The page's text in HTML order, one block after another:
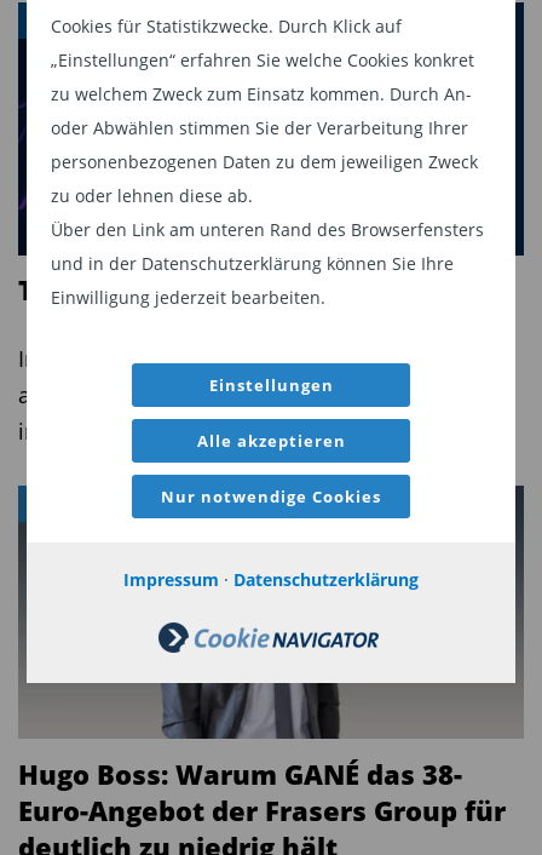
Cookies für Statistikzwecke. Durch Klick auf
„Einstellungen“ erfahren Sie welche Cookies konkret
zu welchem Zweck zum Einsatz kommen. Durch An-
oder Abwählen stimmen Sie der Verarbeitung Ihrer
personenbezogenen Daten zu dem jeweiligen Zweck
zu oder lehnen diese ab.
Über den Link am unteren Rand des Browserfensters
und in der Datenschutzerklärung können Sie Ihre
Einwilligung jederzeit bearbeiten.
Einstellungen
Alle akzeptieren
Nur notwendige Cookies
Impressum · Datenschutzerklärung
THE BEAT
The BEAT Video - Q3 2026
In this video, we highlight five important themes,
amongst others, that we see across the global
investment landscape.
Hugo Boss: Warum GANÉ das 38-
Euro-Angebot der Frasers Group für
deutlich zu niedrig hält